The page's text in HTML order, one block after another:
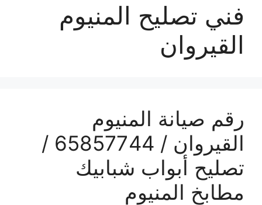
فني تصليح المنيوم
القيروان
رقم صيانة المنيوم
القيروان / 65857744 /
تصليح أبواب شبابيك
مطابخ المنيوم